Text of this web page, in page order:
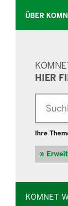
ÜBER
HIER
Ihre
KOMNET-